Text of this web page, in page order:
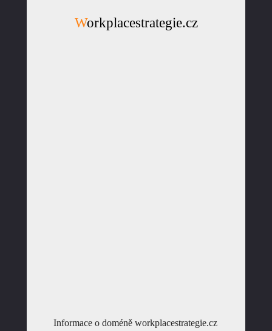
Workplacestrategie.cz
Informace o doméně workplacestrategie.cz